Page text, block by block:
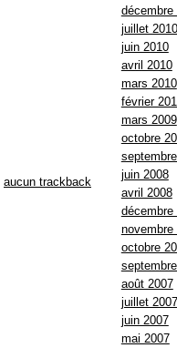
aucun trackback
décembre
juillet 2010
juin 2010
avril 2010
mars 2010
février
mars 2009
octobre
juin 2008
avril 2008
décembre
novembre
octobre
août 2007
juillet 2007
juin 2007
mai 2007